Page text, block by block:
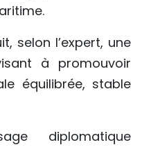
selon l’expert, une
à promouvoir
équilibrée, stable
diplomatique